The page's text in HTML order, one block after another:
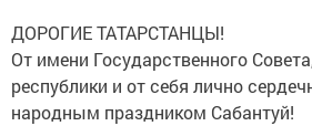
ДОРОГИЕ ТАТАРСТАНЦЫ!
От имени Государственного
республики и от себя лично
народным праздником Сабантуй!